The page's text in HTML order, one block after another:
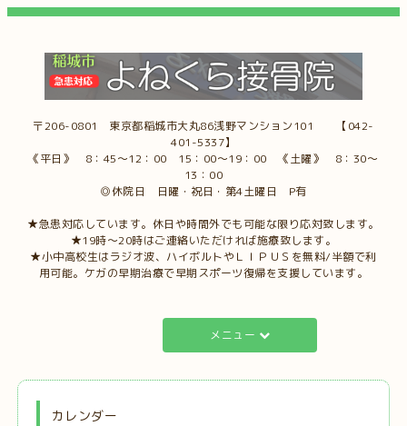
〒206-0801 東京都稲城市大丸86浅野マンション101 【042-
401-5337】
《平日》 8：45～12：00 15：00～19：00 《土曜》 8：30～
13：00
◎休院日 日曜・祝日・第4土曜日 P有
★急患対応しています。休日や時間外でも可能な限り応対致します。
★19時～20時はご連絡いただければ施療致します。
★小中高校生はラジオ波、ハイボルトやＬＩＰＵＳを無料/半額で利
用可能。ケガの早期治療で早期スポーツ復帰を支援しています。
メニュー
カレンダー